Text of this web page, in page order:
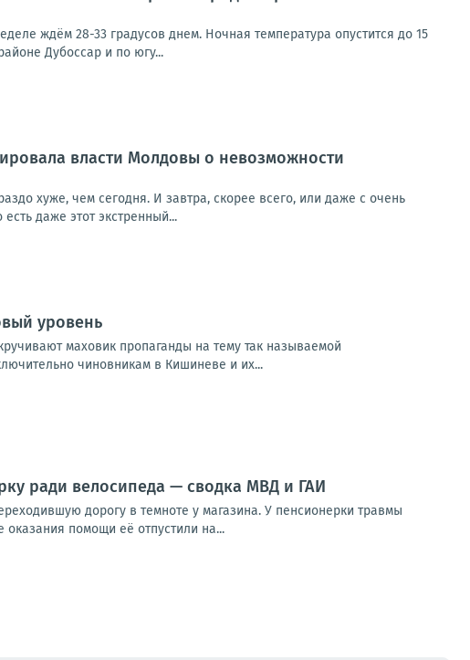
ждём 28-33 градусов днем. Ночная температура опустится до 15
Дубоссар и по югу...
власти Молдовы о невозможности
хуже, чем сегодня. И завтра, скорее всего, или даже с очень
даже этот экстренный...
уровень
маховик пропаганды на тему так называемой
чиновникам в Кишиневе и их...
ради велосипеда — сводка МВД и ГАИ
дорогу в темноте у магазина. У пенсионерки травмы
помощи её отпустили на...